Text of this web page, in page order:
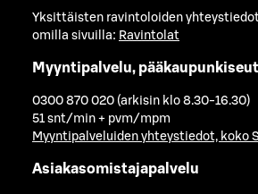
Yksittäisten ravintoloiden
omilla sivuilla: Ravintolat
Myyntipalvelu,
0300 870 020 (arkisin klo 8.30-16.30)
51 snt/min + pvm/mpm
Myyntipalveluiden yhteystiedot, koko
Asiakasomistajapalvelu